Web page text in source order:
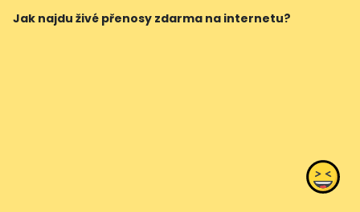
nebo jiná živá vystoupení, internet nabízí širokou š
Jak najdu živé přenosy zdarma na internetu?